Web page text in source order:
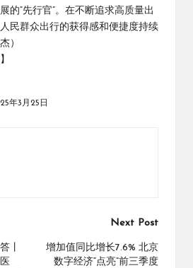
的“先行官”。在不断追求高质量出
民群众出行的获得感和便捷度持续
）
年3月25日
丨
Next Post
增加值同比增长7.6% 北京
数字经济“点亮”前三季度